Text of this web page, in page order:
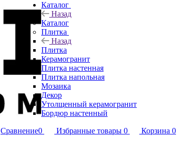
Сравнение0 Избранные товары 0 Корзина 0
Каталог
Назад
Каталог
Плитка
Назад
Плитка
Керамогранит
Плитка настенная
Плитка напольная
Мозаика
Декор
Утолщенный керамогранит
Бордюр настенный